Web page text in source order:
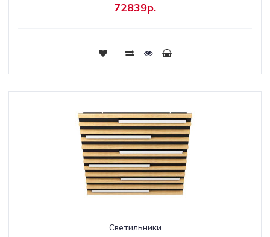
72839р.
Светильники